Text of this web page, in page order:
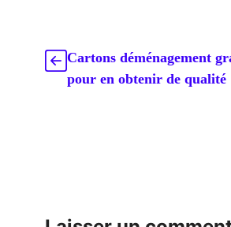
Cartons déménagement
pour en obtenir de qualité